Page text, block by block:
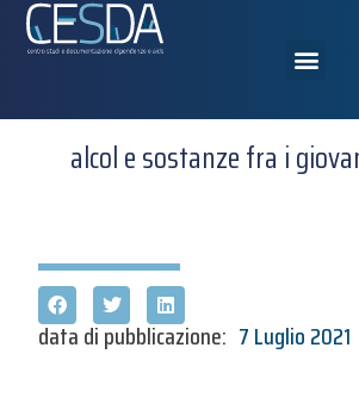
alcol e sostanze fra i
data di pubblicazione: 7 Luglio 2021